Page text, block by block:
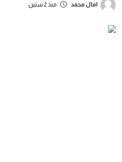
العالم
الرياضة
امال محمد منذ 2 سنين